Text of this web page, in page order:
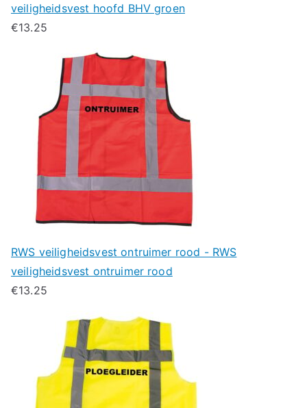
veiligheidsvest hoofd BHV groen
€13.25
RWS veiligheidsvest ontruimer rood - RWS
veiligheidsvest ontruimer rood
€13.25